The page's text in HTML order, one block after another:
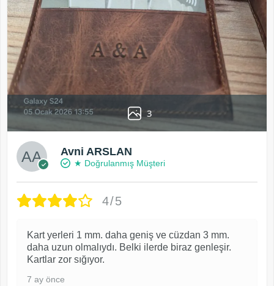
3
Avni ARSLAN
★ Doğrulanmış Müşteri
4/5
Kart yerleri 1 mm. daha geniş ve cüzdan 3 mm.
daha uzun olmalıydı. Belki ilerde biraz genleşir.
Kartlar zor sığıyor.
7 ay önce